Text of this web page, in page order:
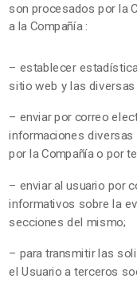
son procesados por la
a la Compañía :
– establecer
sitio web y las
– enviar por correo
informaciones
por la Compañía o por
– enviar al usuario por
informativos sobre la
secciones del mismo;
– para transmitir las
el Usuario a terceros